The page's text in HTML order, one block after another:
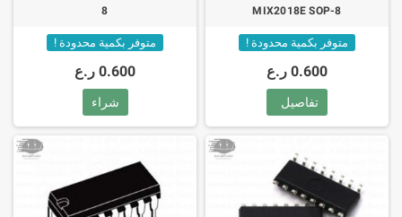
MIX2018E SOP-8
متوفر بكمية محدودة !
0.600 ر.ع
تفاصيل
8
متوفر بكمية محدودة !
0.600 ر.ع
شراء